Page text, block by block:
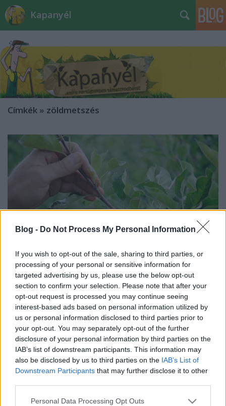
Blog - Do Not Process My Personal Information
If you wish to opt-out of the sale, sharing to third parties, or
processing of your personal or sensitive information for
targeted advertising by us, please use the below opt-out
section to confirm your selection. Please note that after your
opt-out request is processed you may continue seeing
interest-based ads based on personal information utilized by
us or personal information disclosed to third parties prior to
your opt-out. You may separately opt-out of the further
disclosure of your personal information by third parties on the
IAB’s list of downstream participants. This information may
also be disclosed by us to third parties on the IAB’s List of
Downstream Participants that may further disclose it to other
Please note that this website/app uses one or more Google
Personal Data Processing Opt Outs
Kapanyél
Címkék » zöldmetszés
Zöld metszés (nyári hajtásválogatás)
kkm.furdancs•2019. június 26.
A nyári zöldmunkákra azért van szükség, mert a
vegetációs időszak alatt a fák sokkal több új hajtást
hoznak, mint amennyi a gyümölcsök felneveléséhez,
a következő évi terméshez vagy a korona
fenntartásához szükséges. Ezeket a fölösleges
hajtásokat egyébként a téli…